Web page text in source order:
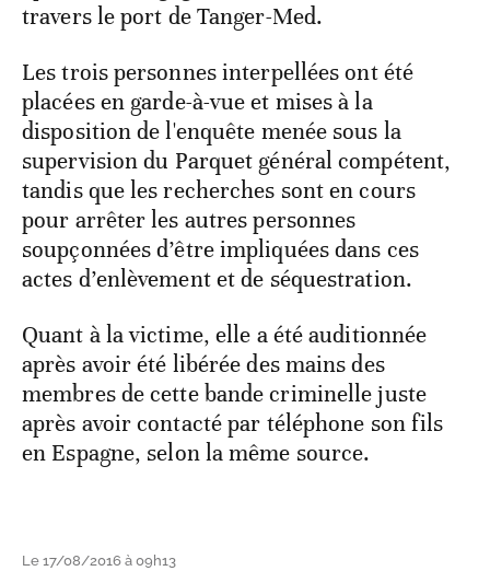
travers le port de Tanger-Med.
Les trois personnes interpellées ont été
placées en garde-à-vue et mises à la
disposition de l'enquête menée sous la
supervision du Parquet général compétent,
tandis que les recherches sont en cours
pour arrêter les autres personnes
soupçonnées d’être impliquées dans ces
actes d’enlèvement et de séquestration.
Quant à la victime, elle a été auditionnée
après avoir été libérée des mains des
membres de cette bande criminelle juste
après avoir contacté par téléphone son fils
en Espagne, selon la même source.
Le 17/08/2016 à 09h13